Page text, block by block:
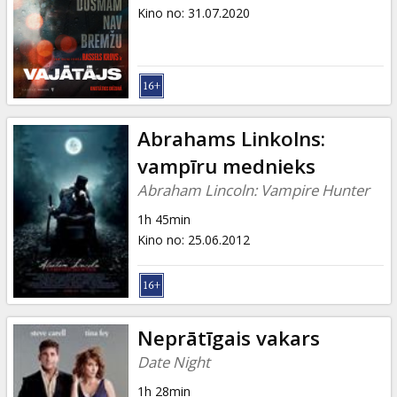
kartes
Uzkodas
B2B
Kino
Klubs
Kino no: 31.07.2020
Abrahams Linkolns:
vampīru mednieks
Abraham Lincoln: Vampire Hunter
1h 45min
Kino no: 25.06.2012
Neprātīgais vakars
Date Night
1h 28min